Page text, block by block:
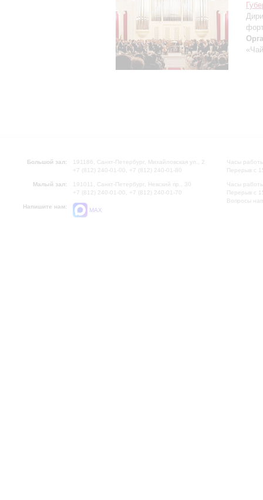
Большой зал:
191186, Санкт-Петербург, Михайловская ул., 2
+7 (812) 240-01-00, +7 (812) 240-01-80
Малый зал:
191011, Санкт-Петербург, Невский пр., 30
+7 (812) 240-01-00, +7 (812) 240-01-70
Напишите нам:
MAX
Часы
Перерыв с
Часы
Перерыв с
Вопросы